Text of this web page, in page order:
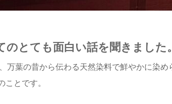
のとても面白い話を聞きました。
万葉の昔から伝わる天然染料で鮮やかに染
ことです。